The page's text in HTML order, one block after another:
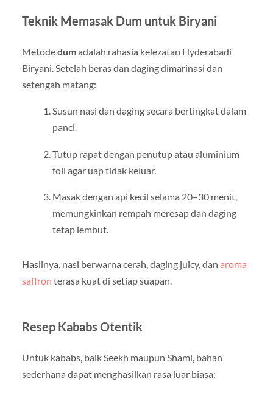
Teknik Memasak Dum untuk Biryani
Metodedumadalah rahasia kelezatan Hyderabadi
Biryani. Setelah beras dan daging dimarinasi dan
setengah matang:
Susun nasi dan daging secara bertingkat dalam
panci.
Tutup rapat dengan penutup atau aluminium
foil agar uap tidak keluar.
Masak dengan api kecil selama 20–30 menit,
memungkinkan rempah meresap dan daging
tetap lembut.
Hasilnya, nasi berwarna cerah, daging juicy, dan aroma
saffron terasa kuat di setiap suapan.
Resep Kababs Otentik
Untuk kababs, baik Seekh maupun Shami, bahan
sederhana dapat menghasilkan rasa luar biasa: